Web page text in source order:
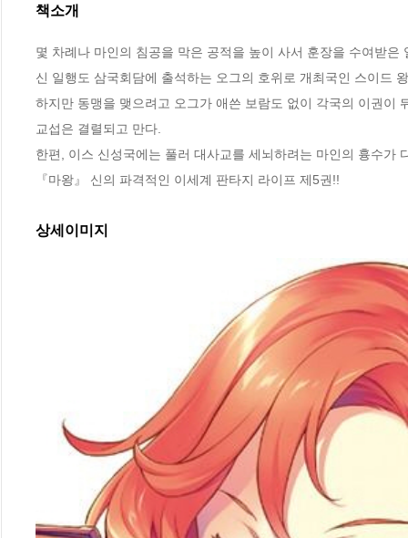
책소개
몇 차례나 마인의 침공을 막은 공적을 높이 사서 훈장을 수여받은
신 일행도 삼국회담에 출석하는 오그의 호위로 개최국인 스이드
하지만 동맹을 맺으려고 오그가 애쓴 보람도 없이 각국의 이권이
교섭은 결렬되고 만다.
한편, 이스 신성국에는 풀러 대사교를 세뇌하려는 마인의 흉수가
『마왕』 신의 파격적인 이세계 판타지 라이프 제5권!!
상세이미지